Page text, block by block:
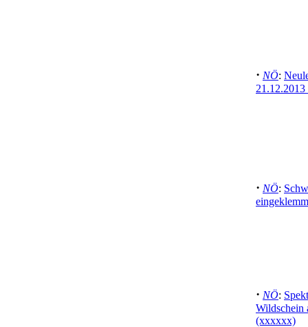
· NÖ:
· NÖ:
· NÖ:
Wildschein
(xxxxxx)